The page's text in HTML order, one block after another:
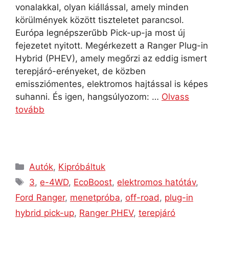
vonalakkal, olyan kiállással, amely minden
körülmények között tiszteletet parancsol.
Európa legnépszerűbb Pick-up-ja most új
fejezetet nyitott. Megérkezett a Ranger Plug-in
Hybrid (PHEV), amely megőrzi az eddig ismert
terepjáró-erényeket, de közben
emissziómentes, elektromos hajtással is képes
suhanni. És igen, hangsúlyozom: … Olvass
tovább
Autók, Kipróbáltuk
3,e-4WD, EcoBoost,elektromos hatótáv,
Ford Ranger, menetpróba, off-road, plug-in
hybrid pick-up, Ranger PHEV, terepjáró